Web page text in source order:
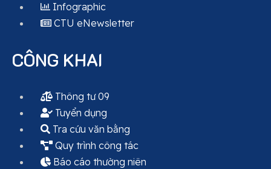
Infographic
CTU eNewsletter
CÔNG KHAI
Thông tư 09
Tuyển dụng
Tra cứu văn bằng
Quy trình công tác
Báo cáo thường niên